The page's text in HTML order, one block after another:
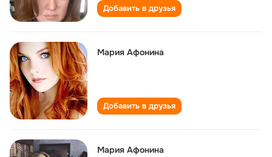
Добавить в друзья
Мария Афонина
Добавить в друзья
Мария Афонина